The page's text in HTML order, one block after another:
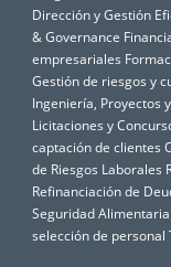
Dirección y Gestión
& Governance
empresariales
Gestión de riesgos y
Ingeniería, Proyectos
Licitaciones y
captación de clientes
de Riesgos Laborales
Refinanciación de
Seguridad Alimentaria
selección de personal